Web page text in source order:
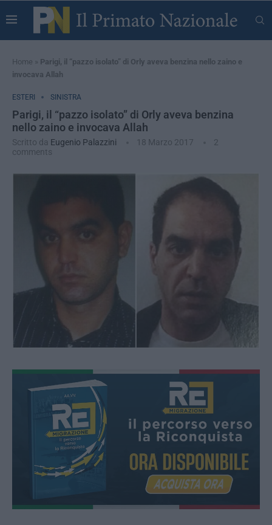
Home » Parigi, il “pazzo isolato” di Orly aveva benzina nello zaino e
invocava Allah
ESTERI SINISTRA
Parigi, il “pazzo isolato” di Orly aveva benzina
nello zaino e invocava Allah
Scritto da Eugenio Palazzini 18 Marzo 2017
2
comments